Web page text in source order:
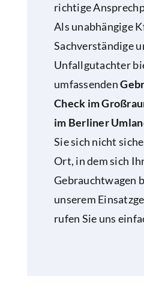
richtige
Als unabhängige
Sachverständige
Unfallgutachter
umfassenden
Check im
im Berliner
Sie sich nicht
Ort, in dem sich
Gebrauchtwagen
unserem
rufen Sie uns